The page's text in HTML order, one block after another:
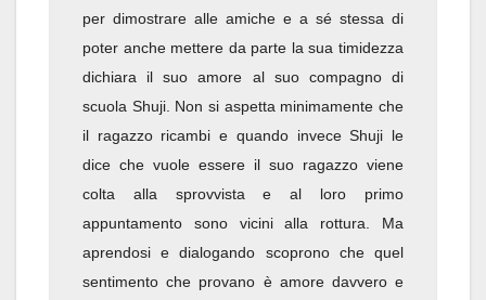
per dimostrare alle amiche e a sé stessa di
poter anche mettere da parte la sua timidezza
dichiara il suo amore al suo compagno di
scuola Shuji. Non si aspetta minimamente che
il ragazzo ricambi e quando invece Shuji le
dice che vuole essere il suo ragazzo viene
colta alla sprovvista e al loro primo
appuntamento sono vicini alla rottura. Ma
aprendosi e dialogando scoprono che quel
sentimento che provano è amore davvero e